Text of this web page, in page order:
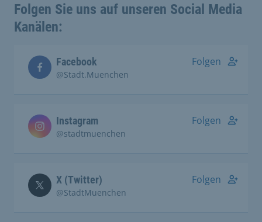
Folgen Sie uns auf unseren Social Media
Kanälen:
Facebook
@Stadt.Muenchen
Folgen
Instagram
@stadtmuenchen
Folgen
X (Twitter)
@StadtMuenchen
Folgen